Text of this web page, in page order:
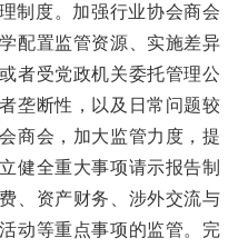
制度。加强行业协会商会
配置监管资源、实施差异
者受党政机关委托管理公
垄断性，以及日常问题较
商会，加大监管力度，提
健全重大事项请示报告制
、资产财务、涉外交流与
动等重点事项的监管。完